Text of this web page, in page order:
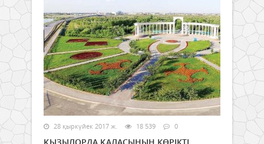
28 қыркүйек 2017 ж. 18 539 0